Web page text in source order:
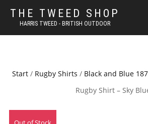
THE TWEED SHOP
HARRIS TWEED - BRITISH OUTDOOR
Start/ Rugby Shirts / Black and Blue
Rugby Shirt – Sky